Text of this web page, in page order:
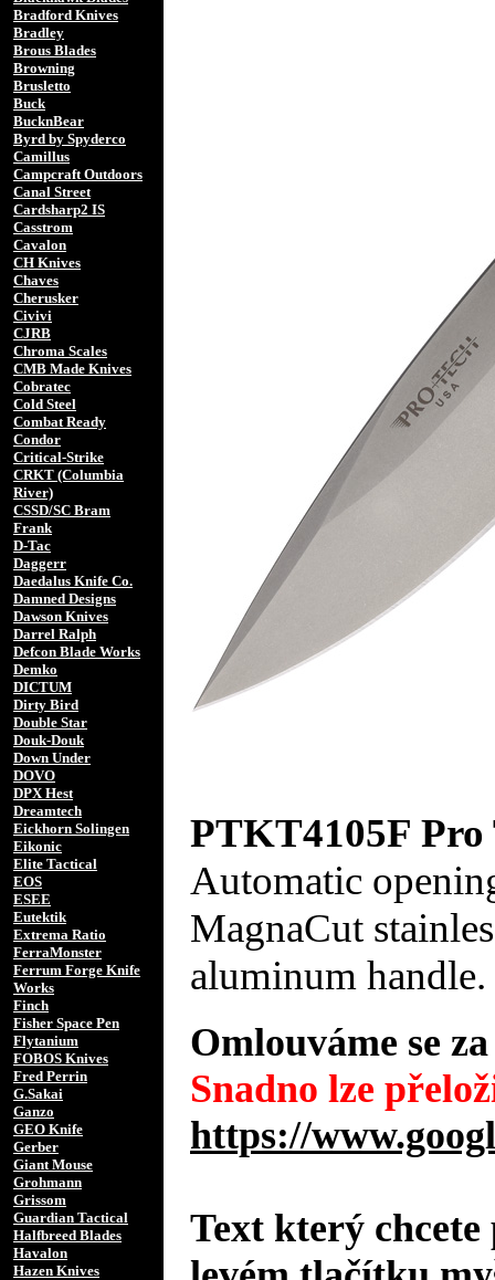
Bradford Knives
Bradley
Brous Blades
Browning
Brusletto
Buck
BucknBear
Byrd by Spyderco
Camillus
Campcraft Outdoors
Canal Street
Cardsharp2 IS
Casstrom
Cavalon
CH Knives
Chaves
Cherusker
Civivi
CJRB
Chroma Scales
CMB Made Knives
Cobratec
Cold Steel
Combat Ready
Condor
Critical-Strike
CRKT (Columbia
River)
CSSD/SC Bram
Frank
D-Tac
Daggerr
Daedalus Knife Co.
Damned Designs
Dawson Knives
Darrel Ralph
Defcon Blade Works
Demko
DICTUM
Dirty Bird
Double Star
Douk-Douk
Down Under
DOVO
DPX Hest
Dreamtech
Eickhorn Solingen
Eikonic
Elite Tactical
EOS
ESEE
Eutektik
Extrema Ratio
FerraMonster
Ferrum Forge Knife
Works
Finch
Fisher Space Pen
Flytanium
FOBOS Knives
Fred Perrin
G.Sakai
Ganzo
GEO Knife
Gerber
Giant Mouse
Grohmann
Grissom
Guardian Tactical
Halfbreed Blades
Havalon
Hazen Knives
PTKT4105F Pro
Automatic
MagnaCut
aluminum
Omlouváme se
Snadno lze
https://
Text který